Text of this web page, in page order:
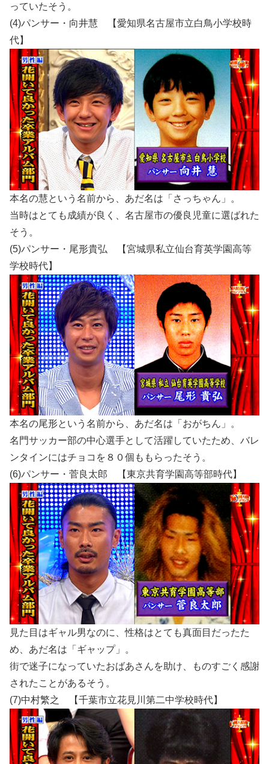
っていたそう。
(4)パンサー・向井慧 【愛知県名古屋市立白鳥小学校時
代】
本名の慧という名前から、あだ名は「さっちゃん」。
当時はとても成績が良く、名古屋市の優良児童に選ばれた
そう。
(5)パンサー・尾形貴弘 【宮城県私立仙台育英学園高等
学校時代】
本名の尾形という名前から、あだ名は「おがちん」。
名門サッカー部の中心選手として活躍していたため、バレ
ンタインにはチョコを８０個ももらったそう。
(6)パンサー・菅良太郎 【東京共育学園高等部時代】
見た目はギャル男なのに、性格はとても真面目だったた
め、あだ名は「ギャップ」。
街で迷子になっていたおばあさんを助け、ものすごく感謝
されたことがあるそう。
(7)中村繁之 【千葉市立花見川第二中学校時代】